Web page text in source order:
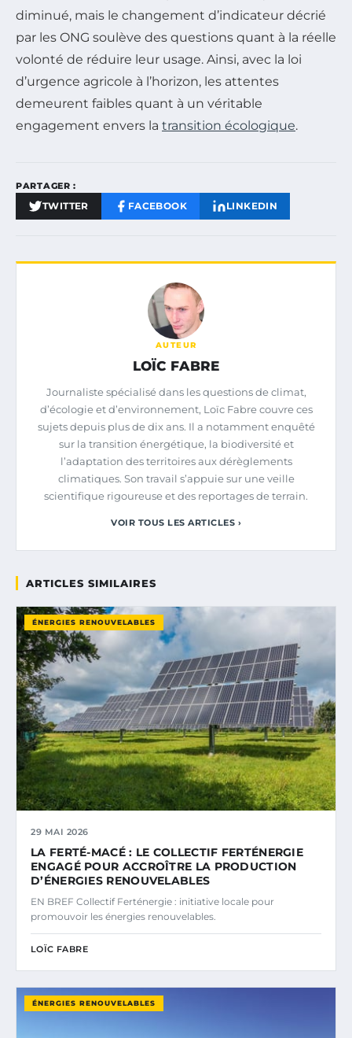
diminué, mais le changement d’indicateur décrié
par les ONG soulève des questions quant à la réelle
volonté de réduire leur usage. Ainsi, avec la loi
d’urgence agricole à l’horizon, les attentes
demeurent faibles quant à un véritable
engagement envers la transition écologique.
PARTAGER :
TWITTER FACEBOOK LINKEDIN
AUTEUR
LOÏC FABRE
Journaliste spécialisé dans les questions de climat,
d’écologie et d’environnement, Loïc Fabre couvre ces
sujets depuis plus de dix ans. Il a notamment enquêté
sur la transition énergétique, la biodiversité et
l’adaptation des territoires aux dérèglements
climatiques. Son travail s’appuie sur une veille
scientifique rigoureuse et des reportages de terrain.
VOIR TOUS LES ARTICLES ›
ARTICLES SIMILAIRES
ÉNERGIES RENOUVELABLES
29 MAI 2026
LA FERTÉ-MACÉ : LE COLLECTIF FERTÉNERGIE
ENGAGÉ POUR ACCROÎTRE LA PRODUCTION
D’ÉNERGIES RENOUVELABLES
EN BREF Collectif Ferténergie : initiative locale pour
promouvoir les énergies renouvelables.
LOÏC FABRE
ÉNERGIES RENOUVELABLES